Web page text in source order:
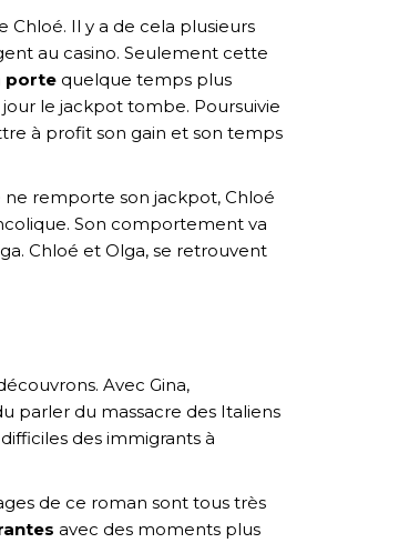
Chloé. Il y a de cela plusieurs
au casino. Seulement cette
porte quelque temps plus
jour le jackpot tombe. Poursuivie
à profit son gain et son temps
ne remporte son jackpot, Chloé
Son comportement va
Chloé et Olga, se retrouvent
Avec Gina,
parler du massacre des Italiens
des immigrants à
de ce roman sont tous très
avec des moments plus